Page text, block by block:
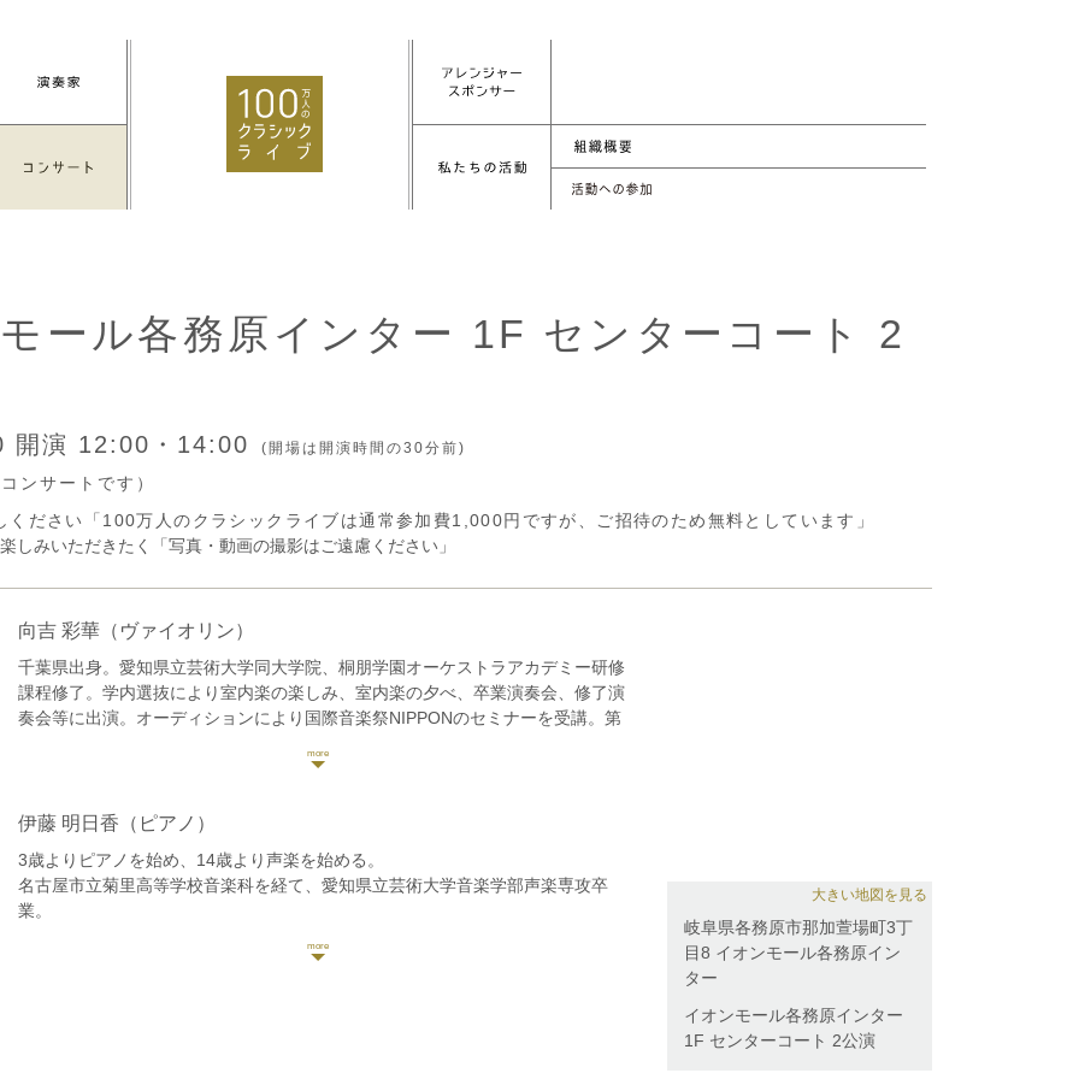
ール各務原インター 1F センターコート 2
開演 12:00・14:00 (開場は開演時間の30分前)
ンサートです）
ください「100万人のクラシックライブは通常参加費1,000円ですが、ご招待のため無料としています」
しみいただきたく「写真・動画の撮影はご遠慮ください」
向吉 彩華 （ヴァイオリン）
千葉県出身。愛知県立芸術大学同大学院、桐朋学園オーケストラアカデミー研修
課程修了。学内選抜により室内楽の楽しみ、室内楽の夕べ、卒業演奏会、修了演
奏会等に出演。オーディションにより国際音楽祭NIPPONのセミナーを受講。第
サート等に多数出演。これまでにヴァイオリンを高橋孝子、菅谷早葉、澤和樹、
師事。2022〜2023年兵庫芸術文化センター管弦楽団アソシエイトプレイヤー。現
伊藤 明日香 （ピアノ）
3歳よりピアノを始め、14歳より声楽を始める。
名古屋市立菊里高等学校音楽科を経て、愛知県立芸術大学音楽学部声楽専攻卒
業。
第15回グレンツェンピアノコンクール関西中部大会優秀賞受賞。ヤマハ指導グレ
大きい地図を見る
岐阜県各務原市那加萱場町3丁
目8 イオンモール各務原イン
ター
イオンモール各務原インター
1F センターコート 2公演